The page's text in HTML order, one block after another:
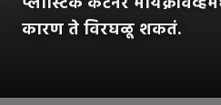
कारण ते विरघळू शकतं.